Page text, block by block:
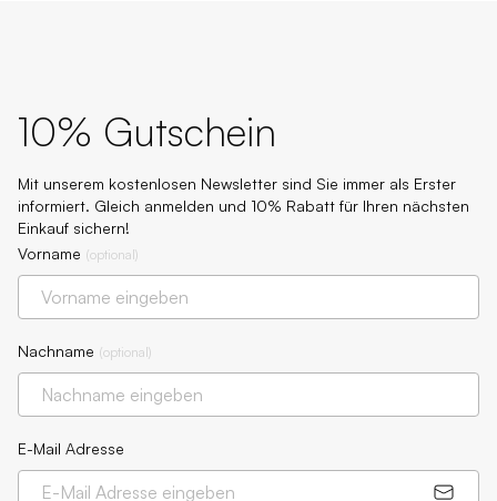
10% Gutschein
Mit unserem kostenlosen Newsletter sind Sie immer als Erster
informiert. Gleich anmelden und 10% Rabatt für Ihren nächsten
Einkauf sichern!
Vorname (optional)
Nachname (optional)
E-Mail Adresse